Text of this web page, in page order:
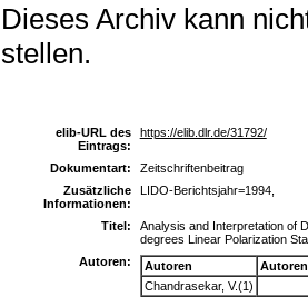
Dieses Archiv kann
stellen.
elib-URL des
Eintrags:
https://elib.dlr.de/31792/
Dokumentart:
Zeitschriftenbeitrag
Zusätzliche
Informationen:
LIDO-Berichtsjahr=1994,
Titel:
Analysis and Interpretation of
degrees Linear Polarization
Autoren:
Autoren
Chandrasekar, V.(1)